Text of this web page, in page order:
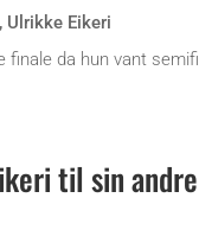
, Ulrikke Eikeri
finale da hun vant
til sin